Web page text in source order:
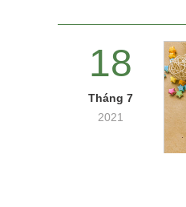
18
Tháng 7
2021